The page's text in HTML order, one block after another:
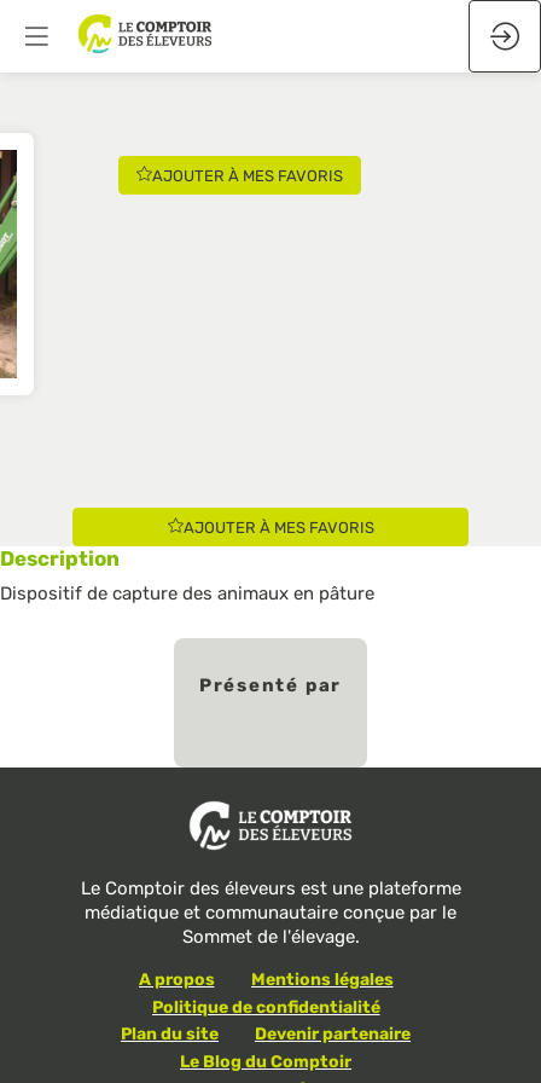
AJOUTER À MES FAVORIS
AJOUTER À MES FAVORIS
Description
Dispositif de capture des animaux en pâture
Présenté par
Le Comptoir des éleveurs est une plateforme
médiatique et communautaire conçue par le
Sommet de l'élevage.
A propos
Mentions légales
Politique de confidentialité
Plan du site
Devenir partenaire
Le Blog du Comptoir